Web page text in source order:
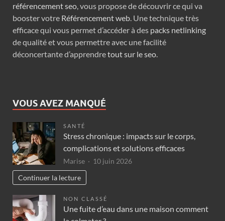
référencement seo, vous propose de découvrir ce qui va
booster votre Référencement web. Une technique très
efficace qui vous permet d’accéder à des packs netlinking
de qualité et vous permettre avec une facilité
déconcertante d’apprendretout sur le seo.
VOUS AVEZ MANQUÉ
SANTÉ
Stress chronique : impacts sur le corps,
complications et solutions efficaces
Marise
10 juin 2026
Continuer la lecture
NON CLASSÉ
Une fuite d’eau dans une maison comment